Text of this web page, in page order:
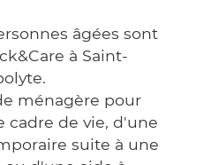
âgées sont
à Saint-
ménagère pour
cadre de vie, d'une
suite à une